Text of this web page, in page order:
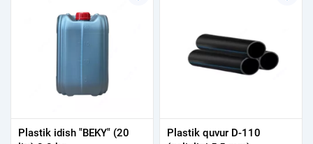
Plastik idish "BEKY" (20
Plastik quvur D-110